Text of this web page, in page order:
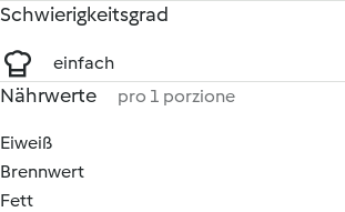
Schwierigkeitsgrad
einfach
Nährwerte pro 1 porzione
Eiweiß
Brennwert
Fett